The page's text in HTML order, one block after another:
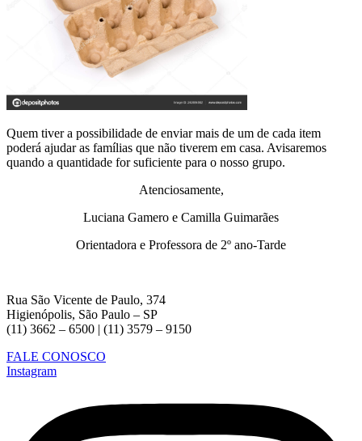
Quem tiver a possibilidade de enviar mais de um de cada item
poderá ajudar as famílias que não tiverem em casa. Avisaremos
quando a quantidade for suficiente para o nosso grupo.
Atenciosamente,
Luciana Gamero e Camilla Guimarães
Orientadora e Professora de 2º ano-Tarde
Rua São Vicente de Paulo, 374
Higienópolis, São Paulo – SP
(11) 3662 – 6500 | (11) 3579 – 9150
FALE CONOSCO
Instagram